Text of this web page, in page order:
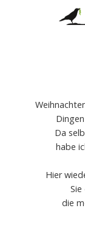
Da
habe
Hier
die